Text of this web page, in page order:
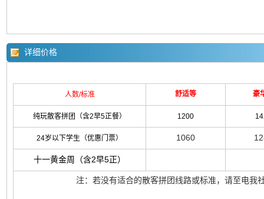
详细价格
人数/标准 舒适等 豪
纯玩散客拼团（含2早5正餐） 1200
24岁以下学生（优惠门票） 1060
十一黄金周（含2早5正）
注：若没有适合的散客拼团线路或标准，请至电我